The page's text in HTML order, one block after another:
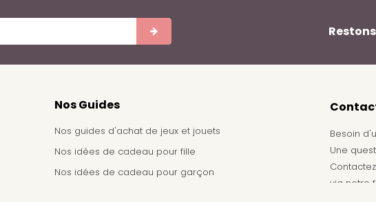
Nos Guides
Nos guides d'achat de jeux et jouets
Nos idées de cadeau pour fille
Nos idées de cadeau pour garçon
Besoin
Une
via notre